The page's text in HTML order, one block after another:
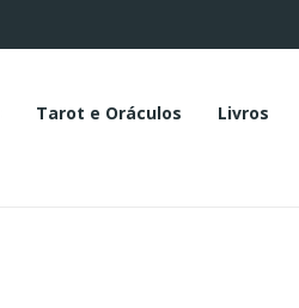
Tarot e Oráculos Livros